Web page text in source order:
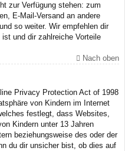
zur Verfügung stehen: zum
E-Mail-Versand an andere
so weiter. Wir empfehlen dir
und dir zahlreiche Vorteile
Nach oben
Privacy Protection Act of 1998
von Kindern im Internet
festlegt, dass Websites,
Kindern unter 13 Jahren
beziehungsweise des oder der
du dir unsicher bist, ob dies auf